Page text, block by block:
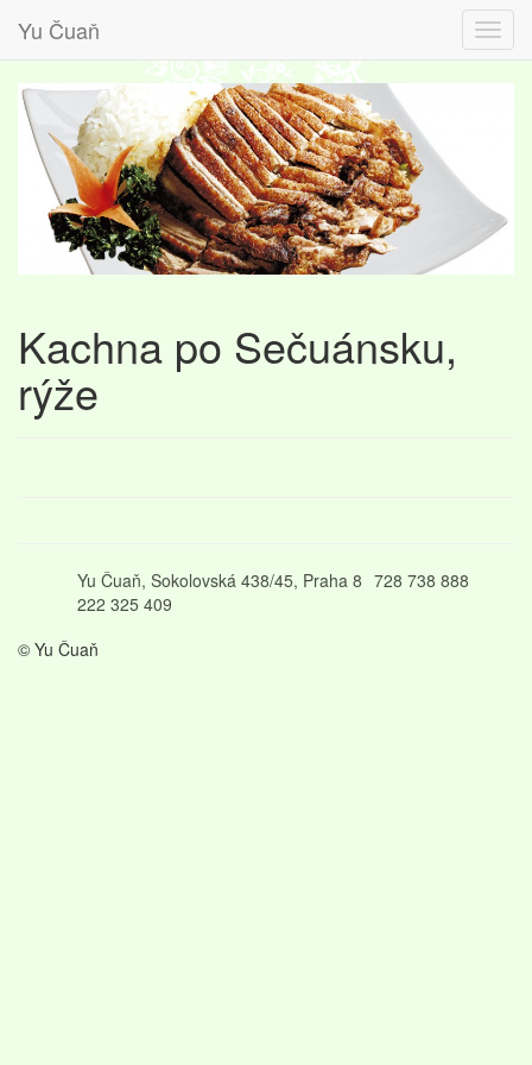
Yu Čuaň
Kachna po Sečuánsku,
rýže
Yu Čuaň, Sokolovská 438/45, Praha 8 728 738 888
222 325 409
© Yu Čuaň